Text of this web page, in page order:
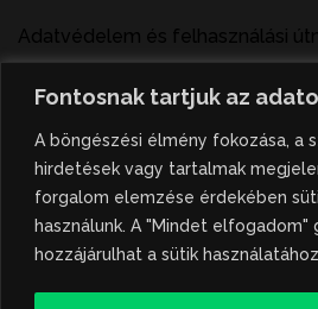
Fontosnak tartjuk az
A böngészési élmény fokozása, a
hirdetések vagy tartalmak
forgalom elemzése érdekében
használunk. A "Mindet
hozzájárulhat a sütik
Adatvédelem és felhasználási
A szenttamás.rs magyar nyelvű
megjelenő szerzői írások, a
tartalom a portált működtető
Központ szellemi tulajdonát
tulajdont a nemzetközi és
jogosulatlan felhasználás
következményeket von maga